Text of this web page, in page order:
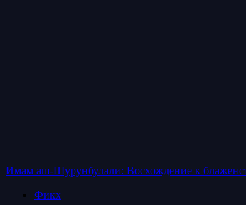
Имам аш-Шурунбулали: Восхождение к
Фикх